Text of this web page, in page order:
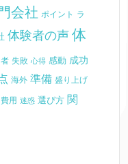
会社 ポイント ラ
体験者の声 体
失敗 心得 感動 成功
海外 準備 盛り上げ
費用 迷惑 選び方 関